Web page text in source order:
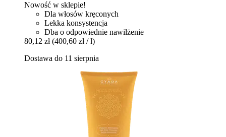
Nowość w sklepie!
Dla włosów kręconych
Lekka konsystencja
Dba o odpowiednie nawilżenie
80,12 zł (400,60 zł / l)
Dostawa do 11 sierpnia